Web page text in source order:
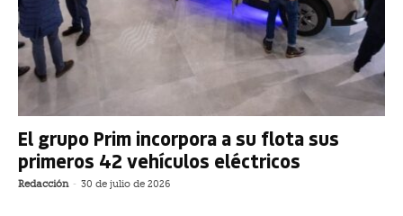
El grupo Prim incorpora a su flota sus
primeros 42 vehículos eléctricos
Redacción - 30 de julio de 2026